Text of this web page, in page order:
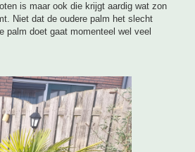
is maar ook die krijgt aardig wat zon
Niet dat de oudere palm het slecht
palm doet gaat momenteel wel veel